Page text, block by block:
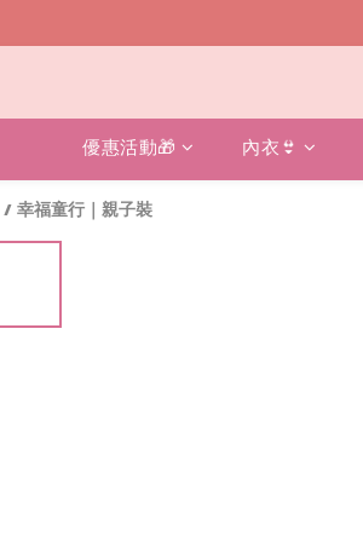
優惠活動🎁 內衣👙
/幸福童行｜親子裝